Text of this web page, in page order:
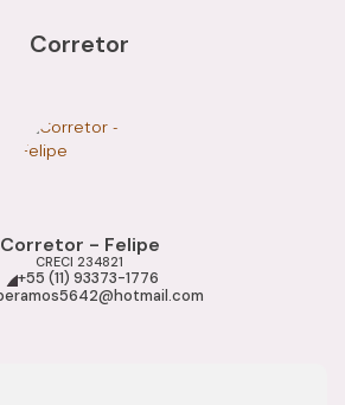
Corretor
Corretor - Felipe
CRECI 234821
+55 (11) 93373-1776